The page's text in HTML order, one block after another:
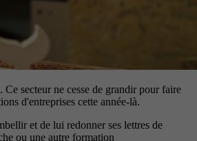
secteur ne cesse de grandir pour faire
d'entreprises cette année-là.
et de lui redonner ses lettres de
ou une autre formation